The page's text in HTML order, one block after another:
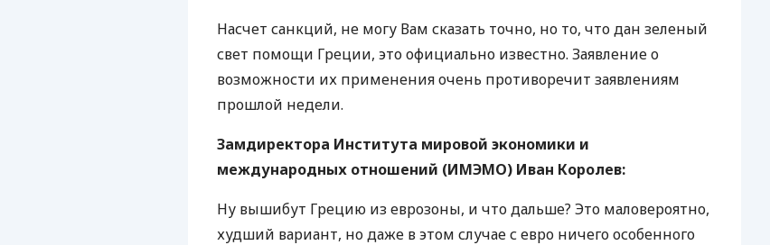
Насчет санкций, не могу Вам сказать точно, но то, что дан зеленый
свет помощи Греции, это официально известно. Заявление о
возможности их применения очень противоречит заявлениям
прошлой недели.
Замдиректора Института мировой экономики и
международных отношений (ИМЭМО) Иван Королев:
Ну вышибут Грецию из еврозоны, и что дальше? Это маловероятно,
худший вариант, но даже в этом случае с евро ничего особенного